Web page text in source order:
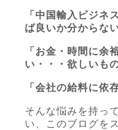
「中国輸入ビジネ
ば良いか分からな
「お金・時間に余
い・・・欲しいも
「会社の給料に依
そんな悩みを持っ
い、このブログを